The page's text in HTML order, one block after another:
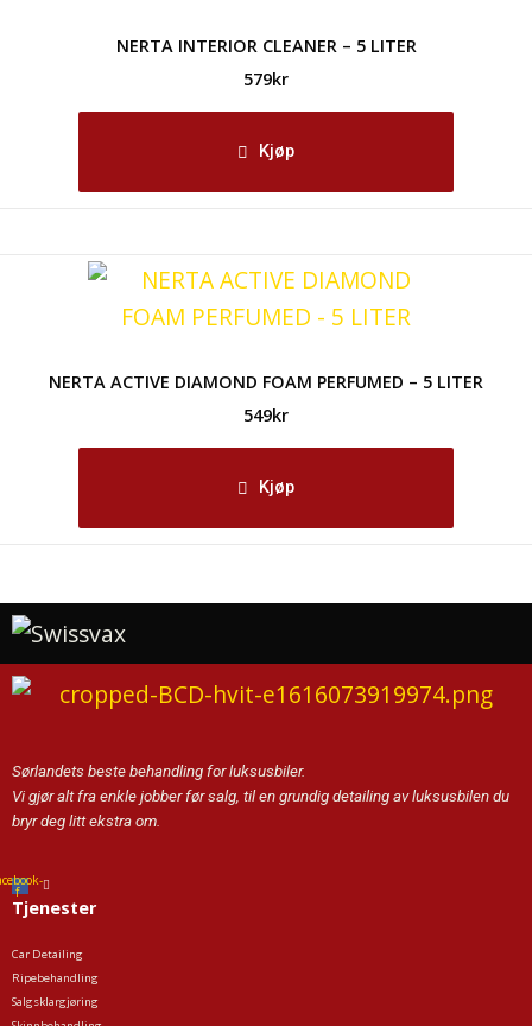
NERTA INTERIOR CLEANER – 5 LITER
579kr
Kjøp
NERTA ACTIVE DIAMOND FOAM PERFUMED – 5 LITER
549kr
Kjøp
Sørlandets beste behandling for luksusbiler.
Vi gjør alt fra enkle jobber før salg, til en grundig detailing av luksusbilen du
bryr deg litt ekstra om.
f
Tjenester
Car Detailing
Ripebehandling
Salgsklargjøring